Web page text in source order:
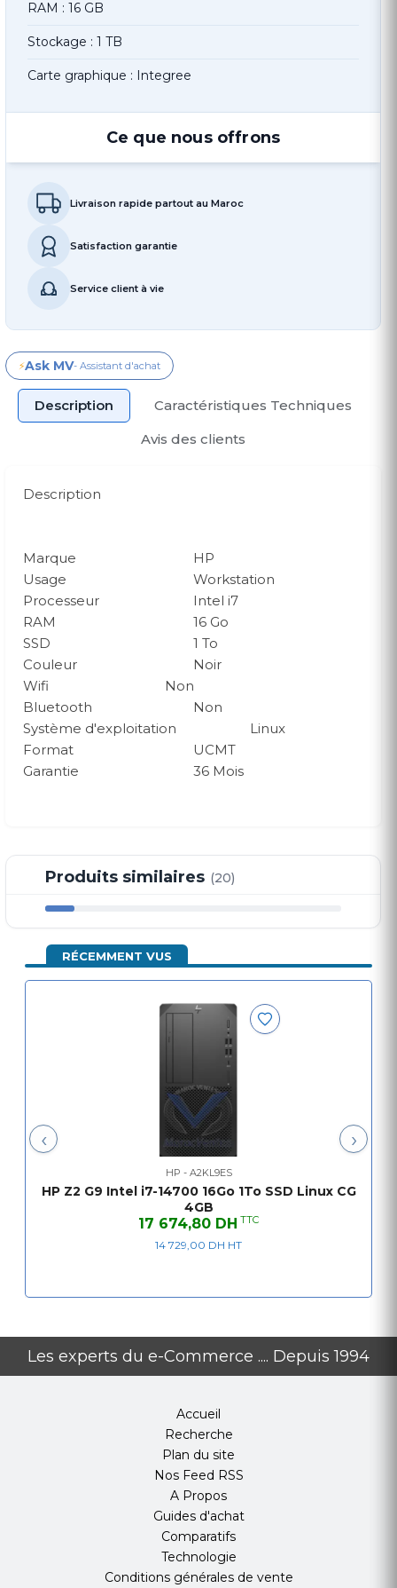
RAM : 16 GB
Stockage : 1 TB
Carte graphique : Integree
Ce que nous offrons
Livraison rapide partout au Maroc
Satisfaction garantie
Service client à vie
⚡Ask MV- Assistant d'achat
Description
Caractéristiques Techniques
Avis des clients
Description
Marque
HP
Usage
Workstation
Processeur
Intel i7
RAM
16 Go
SSD
1 To
Couleur
Noir
Wifi
Non
Bluetooth
Non
Système d'exploitation
Linux
Format
UCMT
Garantie
36 Mois
Produits similaires (20)
RÉCEMMENT VUS
‹ ›
HP - A2KL9ES
HP Z2 G9 Intel i7-14700 16Go 1To SSD Linux CG
4GB
17 674,80 DH TTC
14 729,00 DH HT
Les experts du e-Commerce .... Depuis 1994
Accueil
Recherche
Plan du site
Nos Feed RSS
A Propos
Guides d'achat
Comparatifs
Technologie
Conditions générales de vente